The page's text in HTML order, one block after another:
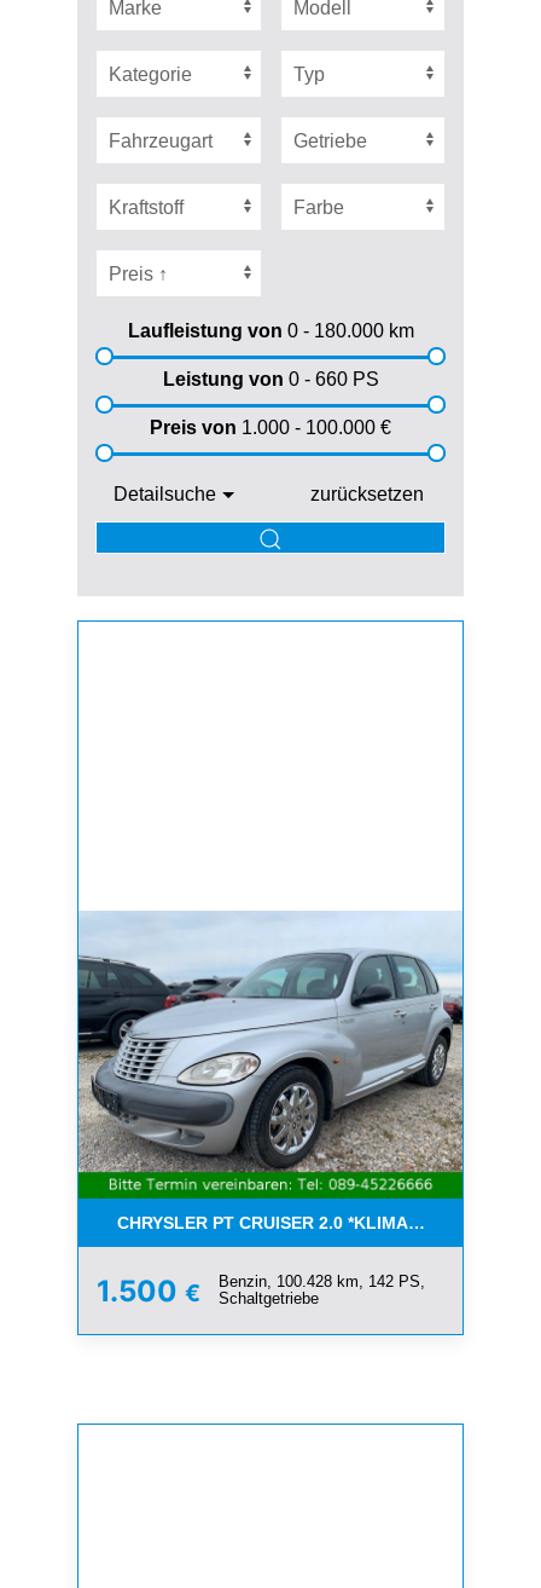
Laufleistung von 0 - 180.000km
Leistung von 0 - 660PS
Preis von 1.000 - 100.000 €
Detailsuche zurücksetzen
CHRYSLER PT CRUISER 2.0
1.500 €
Benzin, 100.428 km, 142 PS,
Schaltgetriebe